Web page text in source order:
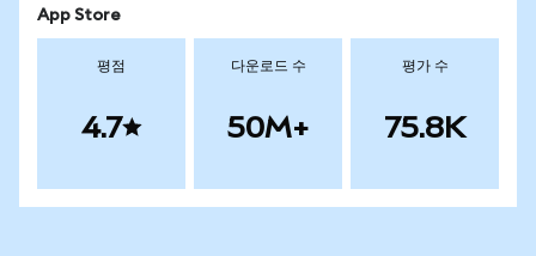
App Store
평점
4.7
다운로드 수
50M+
평가 수
75.8K